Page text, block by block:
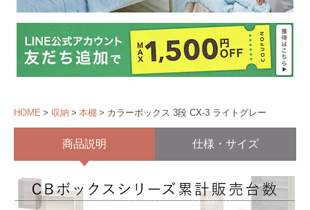
HOME 収納 本棚 カラーボックス 3段 CX-3 ライトグレー
商品説明 仕様・サイズ